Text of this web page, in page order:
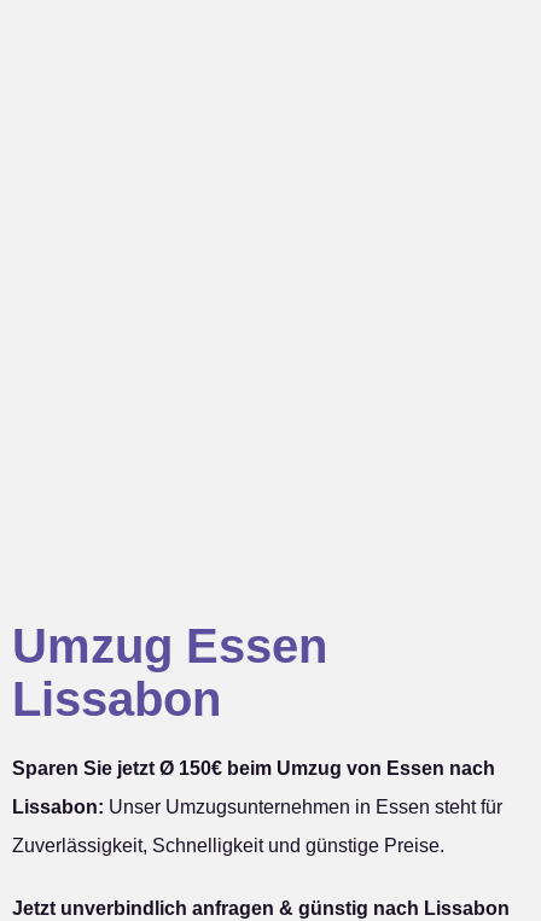
Umzug Essen
Lissabon
Sparen Sie jetzt Ø 150€ beim Umzug von Essen nach
Lissabon: Unser Umzugsunternehmen in Essen steht für
Zuverlässigkeit, Schnelligkeit und günstige Preise.
Jetzt unverbindlich anfragen & günstig nach Lissabon